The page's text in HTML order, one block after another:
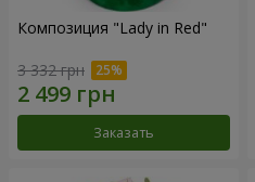
Композиция "Lady in Red"
3 332 грн
Заказать